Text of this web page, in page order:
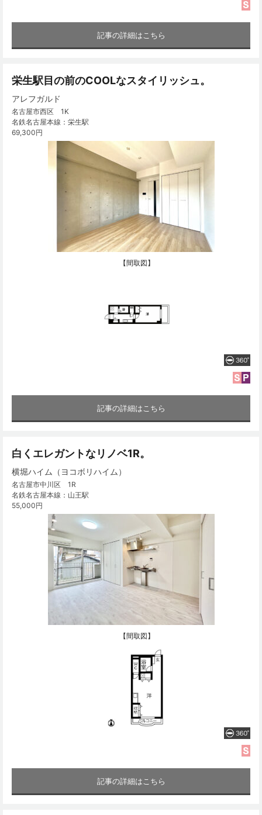
記事の詳細はこちら
栄生駅目の前のCOOLなスタイリッシュ。
アレフガルド
名古屋市西区 1K
名鉄名古屋本線：栄生駅
69,300円
【間取図】
記事の詳細はこちら
白くエレガントなリノベ1R。
横堀ハイム（ヨコボリハイム）
名古屋市中川区 1R
名鉄名古屋本線：山王駅
55,000円
【間取図】
記事の詳細はこちら